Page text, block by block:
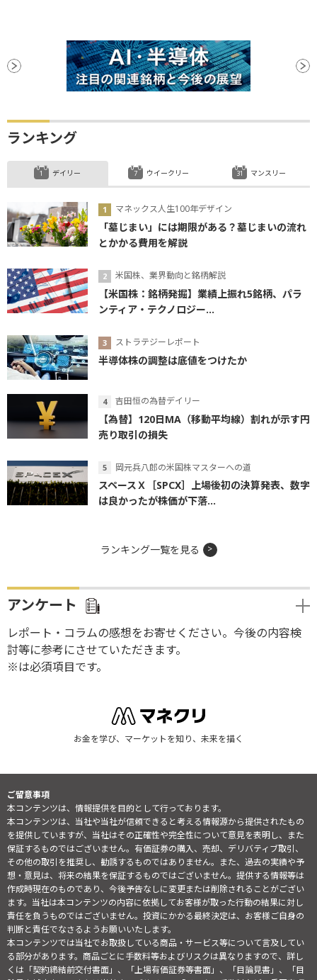
ランキング
デイリー
マネックス人生100年デザイン
「墓じまい」には期限がある？墓じまいの流れ
とかかる費用を解説
米国株、業界動向と銘柄解説
【米国株：銘柄発掘】業績上振れ5銘柄、パラ
ンティア・テクノロジー...
ストラテジーレポート
半導体株の調整は底値をつけたか
吉田恒の為替デイリー
【為替】120日MA（移動平均線）割れが示す円
売り取引の損失
岡元兵八郎の米国株マスターへの道
スペースＸ［SPCX］上場後初の決算発表、数字
は良かったが株価が下落...
ウイークリー マンスリー
ランキング一覧を見る
アンケート
レポート・コラムの感想をお寄せください。今後の内容検
討等に参考にさせていただきます。
※は必須項目です。
お金を学び、マーケットを知り、未来を描く
ご留意事項
本コンテンツは、情報提供を目的として行っております。
本コンテンツは、当社や当社が信頼できると考える情報源から提供されたもの
を提供していますが、当社はその正確性や完全性について意見を表明し、また
保証するものではございません。有価証券の購入、売却、デリバティブ取引、
その他の取引を推奨し、勧誘するものではありません。また、過去の実績や予
想・意見は、将来の結果を保証するものではございません。提供する情報等は
作成時現在のものであり、今後予告なしに変更または削除されることがござい
ます。当社は本コンテンツの内容に依拠してお客様が取った行動の結果に対し
責任を負うものではございません。投資にかかる最終決定は、お客様ご自身の
判断と責任でなさるようお願いいたします。
本コンテンツでは当社でお取扱している商品・サービス等について言及してい
る部分があります。商品ごとに手数料等およびリスクは異なりますので、詳し
くは「契約締結前交付書面」、「上場有価証券等書面」、「目論見書」、「目